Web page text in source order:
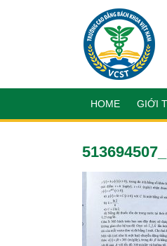
HOME GIỚI